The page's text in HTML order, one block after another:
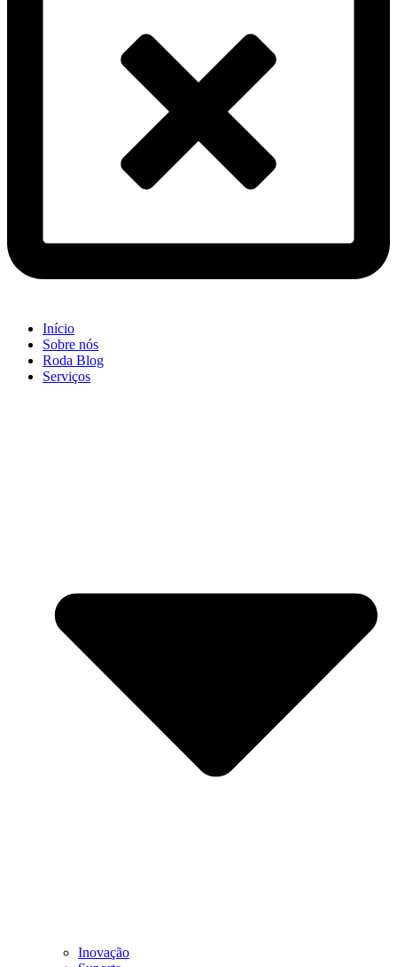
Início
Sobre nós
Roda Blog
Serviços
Inovação